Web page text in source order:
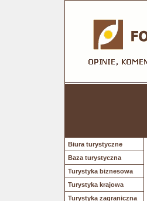
Biura turystyczne
Baza turystyczna
Turystyka biznesowa
Turystyka krajowa
Turystyka zagraniczna